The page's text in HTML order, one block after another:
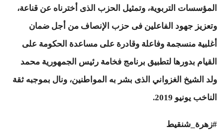
المؤسسات التربوية، وتمثيل الحزب الذى أخترناه عن قناعة،
وتعزيز جهود الفاعلين فى حزب الإنصاف من أجل ضمان
أغلبية منسجمة وفاعلة وقادرة على مساعدة الحكومة على
القيام بدورها لتطبيق برنامج فخامة رئيس الجمهورية محمد
ولد الشيخ الغزواني الذى بشر به المواطنين، ونال بموجبه ثقة
الناخب يونيو 2019.
#زهرة_شنقيط